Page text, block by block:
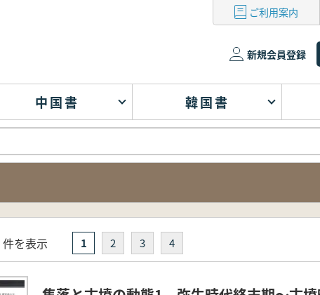
ご利用案内
新規会員登録
中国書 韓国書
を表示 1 2 3 4